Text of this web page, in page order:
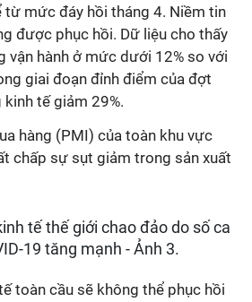
mức đáy hồi tháng 4. Niềm tin
được phục hồi. Dữ liệu cho thấy
vận hành ở mức dưới 12% so với
giai đoạn đỉnh điểm của đợt
tế giảm 29%.
hàng (PMI) của toàn khu vực
chấp sự sụt giảm trong sản xuất
toàn cầu sẽ không thể phục hồi